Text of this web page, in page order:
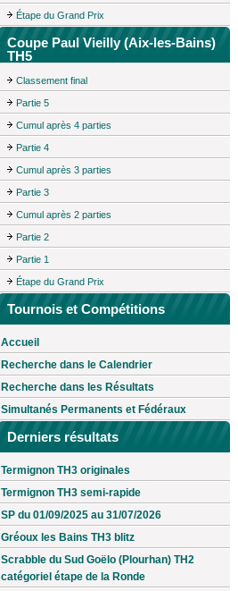
Étape du Grand Prix
Coupe Paul Vieilly (Aix-les-Bains)
TH5
Classement final
Partie 5
Cumul après 4 parties
Partie 4
Cumul après 3 parties
Partie 3
Cumul après 2 parties
Partie 2
Partie 1
Étape du Grand Prix
Tournois et Compétitions
Accueil
Recherche dans le Calendrier
Recherche dans les Résultats
Simultanés Permanents et Fédéraux
Derniers résultats
Termignon TH3 originales
Termignon TH3 semi-rapide
SP du 01/09/2025 au 31/07/2026
Gréoux les Bains TH3 blitz
Scrabble du Sud Goëlo (Plourhan) TH2
catégoriel étape de la Ronde